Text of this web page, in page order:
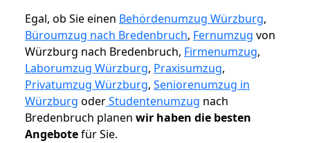
Egal, ob Sie einen Behördenumzug Würzburg,
Büroumzug nach Bredenbruch, Fernumzug von
Würzburg nach Bredenbruch, Firmenumzug,
Laborumzug Würzburg, Praxisumzug,
Privatumzug Würzburg, Seniorenumzug in
Würzburg oderStudentenumzug nach
Bredenbruch planen wir haben die besten
Angebotefür Sie.